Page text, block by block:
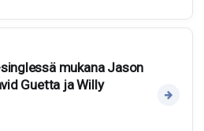
mukana Jason
Guetta ja Willy